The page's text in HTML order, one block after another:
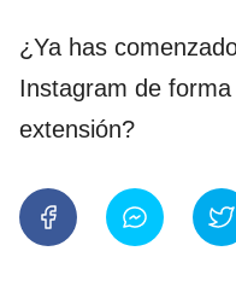
¿Ya has
Instagram de
extensión?